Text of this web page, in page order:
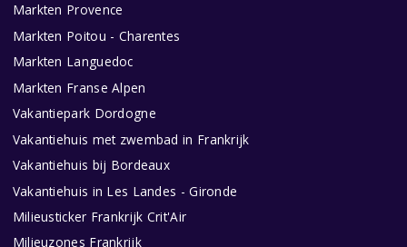
Markten Provence
Markten Poitou - Charentes
Markten Languedoc
Markten Franse Alpen
Vakantiepark Dordogne
Vakantiehuis met zwembad in Frankrijk
Vakantiehuis bij Bordeaux
Vakantiehuis in Les Landes - Gironde
Milieusticker Frankrijk Crit'Air
Milieuzones Frankrijk